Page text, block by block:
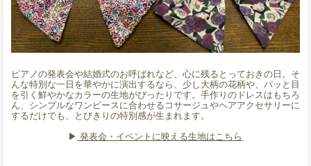
ピアノの発表会や結婚式のお呼ばれなど、心に残るとっておきの日。そ
んな特別な一日を華やかに演出するなら、少し大柄の花柄や、パッと目
を引く鮮やかなカラーの生地がぴったりです。手作りのドレスはもちろ
ん、シンプルなワンピースに合わせるコサージュやヘアアクセサリーに
するだけでも、とびきりの特別感が生まれます。
▶︎ 発表会・イベントに映える生地はこちら